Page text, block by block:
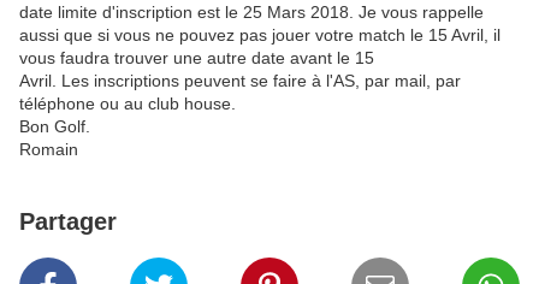
date limite d'inscription est le 25 Mars 2018. Je vous rappelle
aussi que si vous ne pouvez pas jouer votre match le 15 Avril, il
vous faudra trouver une autre date avant le 15
Avril. Les inscriptions peuvent se faire à l'AS, par mail, par
téléphone ou au club house.
Bon Golf.
Romain
Partager